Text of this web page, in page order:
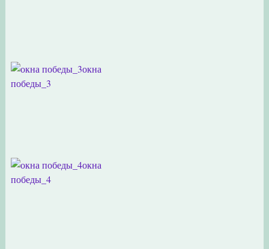
окна
победы_3
окна
победы_4